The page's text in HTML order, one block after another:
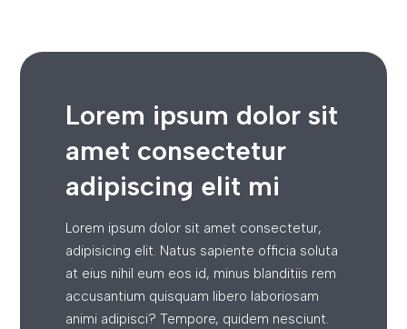
Lorem ipsum dolor sit
amet consectetur
adipiscing elit mi
Lorem ipsum dolor sit amet consectetur,
adipisicing elit. Natus sapiente officia soluta
at eius nihil eum eos id, minus blanditiis rem
accusantium quisquam libero laboriosam
animi adipisci? Tempore, quidem nesciunt.